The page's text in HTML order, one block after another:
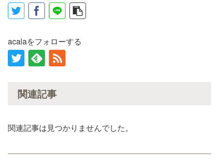
acalaをフォローする
関連記事
関連記事は見つかりませんでした。